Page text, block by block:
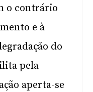
o contrário
e à
do
pela
aperta-se